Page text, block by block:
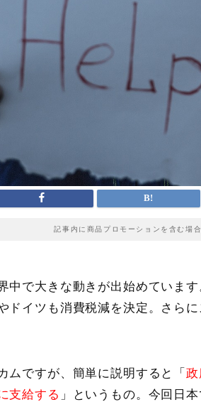
記事内に商品プロモーションを含む場
中で大きな動きが出始めていま
ドイツも消費税減を決定。さら
ムですが、簡単に説明すると「
支給する 」というもの。今回日